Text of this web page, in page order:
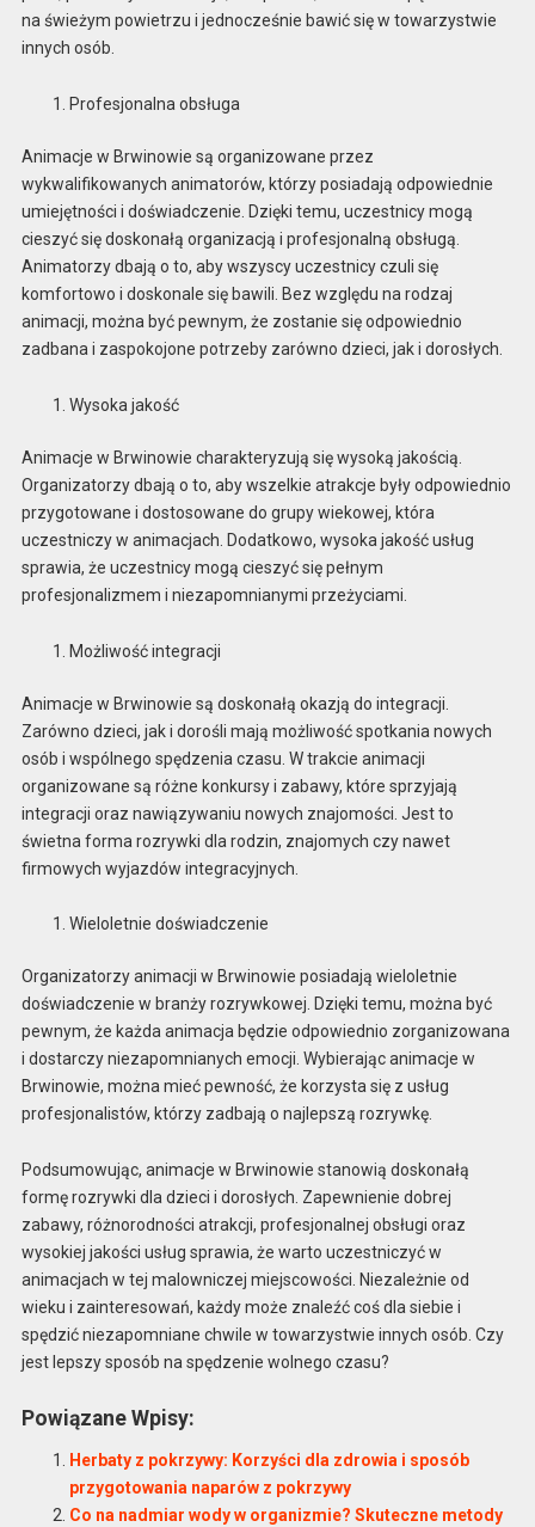
na świeżym powietrzu i jednocześnie bawić się w towarzystwie
innych osób.
Profesjonalna obsługa
Animacje w Brwinowie są organizowane przez
wykwalifikowanych animatorów, którzy posiadają odpowiednie
umiejętności i doświadczenie. Dzięki temu, uczestnicy mogą
cieszyć się doskonałą organizacją i profesjonalną obsługą.
Animatorzy dbają o to, aby wszyscy uczestnicy czuli się
komfortowo i doskonale się bawili. Bez względu na rodzaj
animacji, można być pewnym, że zostanie się odpowiednio
zadbana i zaspokojone potrzeby zarówno dzieci, jak i dorosłych.
Wysoka jakość
Animacje w Brwinowie charakteryzują się wysoką jakością.
Organizatorzy dbają o to, aby wszelkie atrakcje były odpowiednio
przygotowane i dostosowane do grupy wiekowej, która
uczestniczy w animacjach. Dodatkowo, wysoka jakość usług
sprawia, że uczestnicy mogą cieszyć się pełnym
profesjonalizmem i niezapomnianymi przeżyciami.
Możliwość integracji
Animacje w Brwinowie są doskonałą okazją do integracji.
Zarówno dzieci, jak i dorośli mają możliwość spotkania nowych
osób i wspólnego spędzenia czasu. W trakcie animacji
organizowane są różne konkursy i zabawy, które sprzyjają
integracji oraz nawiązywaniu nowych znajomości. Jest to
świetna forma rozrywki dla rodzin, znajomych czy nawet
firmowych wyjazdów integracyjnych.
Wieloletnie doświadczenie
Organizatorzy animacji w Brwinowie posiadają wieloletnie
doświadczenie w branży rozrywkowej. Dzięki temu, można być
pewnym, że każda animacja będzie odpowiednio zorganizowana
i dostarczy niezapomnianych emocji. Wybierając animacje w
Brwinowie, można mieć pewność, że korzysta się z usług
profesjonalistów, którzy zadbają o najlepszą rozrywkę.
Podsumowując, animacje w Brwinowie stanowią doskonałą
formę rozrywki dla dzieci i dorosłych. Zapewnienie dobrej
zabawy, różnorodności atrakcji, profesjonalnej obsługi oraz
wysokiej jakości usług sprawia, że warto uczestniczyć w
animacjach w tej malowniczej miejscowości. Niezależnie od
wieku i zainteresowań, każdy może znaleźć coś dla siebie i
spędzić niezapomniane chwile w towarzystwie innych osób. Czy
jest lepszy sposób na spędzenie wolnego czasu?
Powiązane Wpisy:
Herbaty z pokrzywy: Korzyści dla zdrowia i sposób
przygotowania naparów z pokrzywy
Co na nadmiar wody w organizmie? Skuteczne metody